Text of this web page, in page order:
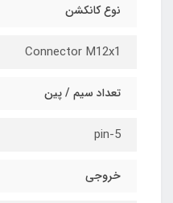
نوع کانکشن
Connector M12x1
تعداد سیم / پین
5-pin
خروجی